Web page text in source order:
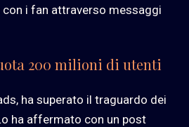
i fan attraverso messaggi
200 milioni di utenti
ha superato il traguardo dei
ha affermato con un post